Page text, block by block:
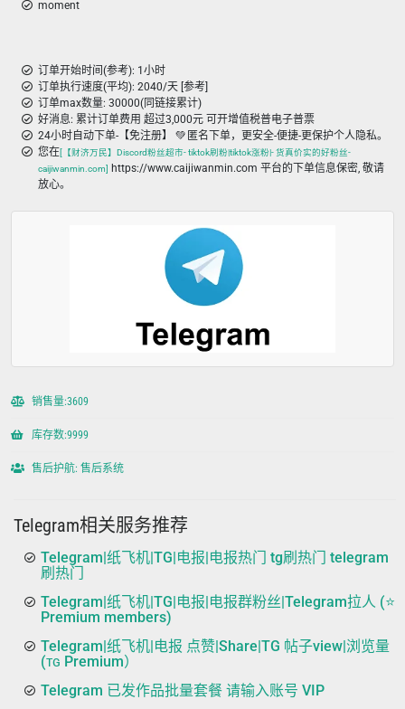
moment
订单开始时间(参考): 1小时
订单执行速度(平均): 2040/天 [参考]
订单max数量: 30000(同链接累计)
好消息: 累计订单费用 超过3,000元 可开增值税普电子普票
24小时自动下单-【免注册】 💚 匿名下单，更安全-便捷-更保护个人隐私。
您在[【财济万民】Discord粉丝超市- tiktok刷粉|tiktok涨粉|- 货真价实的好粉丝-
caijiwanmin.com]
https://www.caijiwanmin.com 平台的下单信息保密, 敬请
放心。
销售量:3609
库存数:9999
售后护航: 售后系统
Telegram相关服务推荐
Telegram|纸飞机|TG|电报|电报热门 tg刷热门 telegram
刷热门
Telegram|纸飞机|TG|电报|电报群粉丝|Telegram拉人 (⭐
Premium members)
Telegram|纸飞机|电报 点赞|Share|TG 帖子view|浏览量
(ᴛɢ Premium）
Telegram 已发作品批量套餐 请输入账号 VIP